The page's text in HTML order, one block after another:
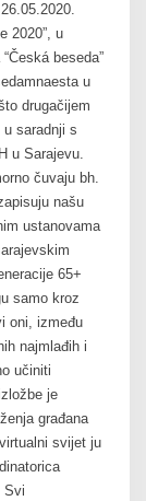
2020”, u
beseda”
u
drugačijem
saradnji s
u Sarajevu.
čuvaju bh.
našu
ustanovama
65+
samo kroz
oni, između
najmlađih i
učiniti
je
građana
svijet ju
Svi